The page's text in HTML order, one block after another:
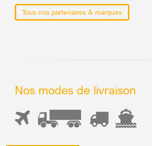
Tous nos partenaires & marques
Nos modes de livraison